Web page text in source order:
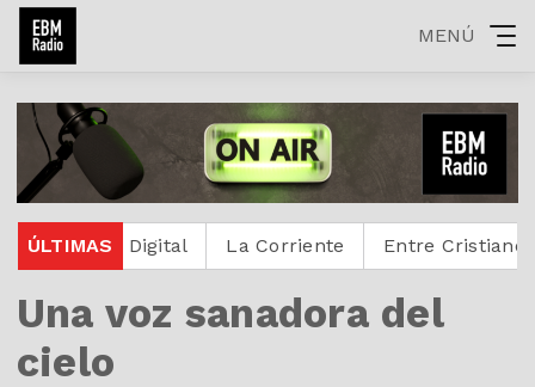
MENÚ
ÚLTIMASDigital La Corriente Entre Cristianos
Una voz sanadora del
cielo